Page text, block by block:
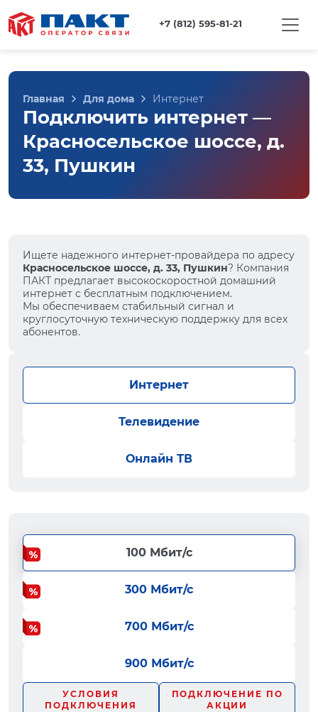
+7 (812) 595-81-21
Главная Для дома Интернет
Подключить интернет —
Красносельское шоссе, д.
33, Пушкин
Ищете надежного интернет-провайдера по адресу
Красносельское шоссе, д. 33, Пушкин? Компания
ПАКТ предлагает высокоскоростной домашний
интернет с бесплатным подключением.
Мы обеспечиваем стабильный сигнал и
круглосуточную техническую поддержку для всех
абонентов.
Интернет
Телевидение
Онлайн ТВ
100 Мбит/с
300 Мбит/с
700 Мбит/с
900 Мбит/с
УСЛОВИЯ
ПОДКЛЮЧЕНИЯ
ПОДКЛЮЧЕНИЕ ПО
АКЦИИ